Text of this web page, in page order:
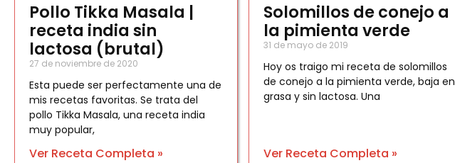
Pollo Tikka Masala |
receta india sin
lactosa (brutal)
27 de noviembre de 2020
Esta puede ser perfectamente una de
mis recetas favoritas. Se trata del
pollo Tikka Masala, una receta india
muy popular,
Ver Receta Completa »
Solomillos de conejo a
la pimienta verde
31 de mayo de 2019
Hoy os traigo mi receta de solomillos
de conejo a la pimienta verde, baja en
grasa y sin lactosa. Una
Ver Receta Completa »